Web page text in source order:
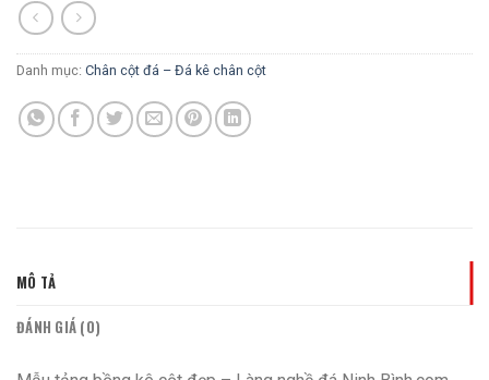
Danh mục: Chân cột đá – Đá kê chân cột
MÔ TẢ
ĐÁNH GIÁ (0)